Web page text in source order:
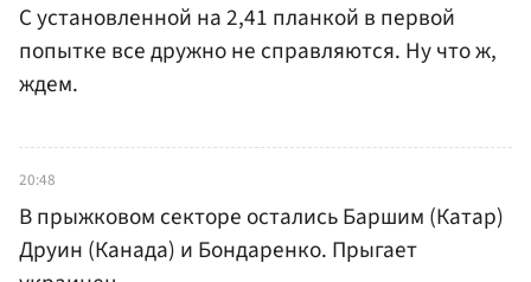
С установленной на 2,41 планкой в первой
попытке все дружно не справляются. Ну что ж,
ждем.
20:48
В прыжковом секторе остались Баршим (Катар)
Друин (Канада) и Бондаренко. Прыгает